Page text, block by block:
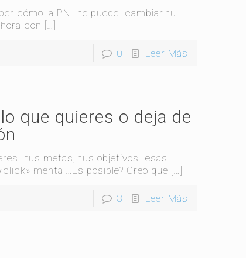
cómo la PNL te puede cambiar tu
con […]
0 Leer Más
que quieres o deja de
metas, tus objetivos…esas
mental…Es posible? Creo que […]
3 Leer Más